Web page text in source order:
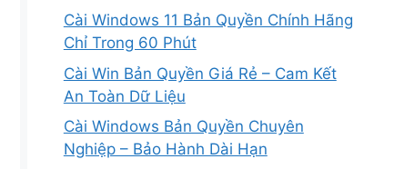
Cài Windows 11 Bản Quyền Chính Hãng
Chỉ Trong 60 Phút
Cài Win Bản Quyền Giá Rẻ – Cam Kết
An Toàn Dữ Liệu
Cài Windows Bản Quyền Chuyên
Nghiệp – Bảo Hành Dài Hạn